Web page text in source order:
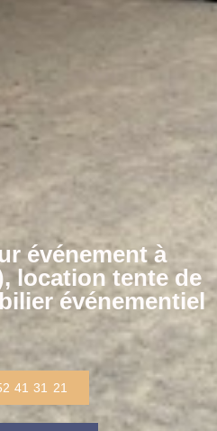
événement à
location tente de
événementiel
41 31 21